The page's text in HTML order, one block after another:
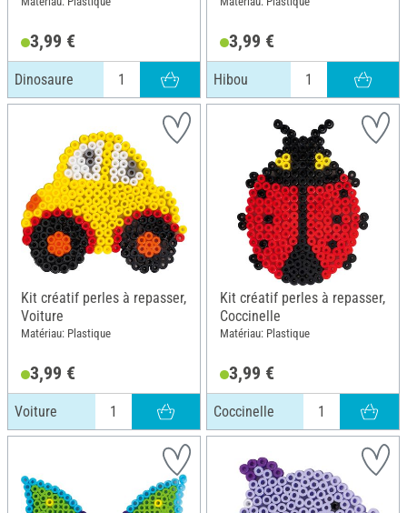
3,99 €
Dinosaure
3,99 €
Hibou
Kit créatif perles à repasser,
Voiture
Matériau: Plastique
3,99 €
Voiture
Kit créatif perles à repasser,
Coccinelle
Matériau: Plastique
3,99 €
Coccinelle